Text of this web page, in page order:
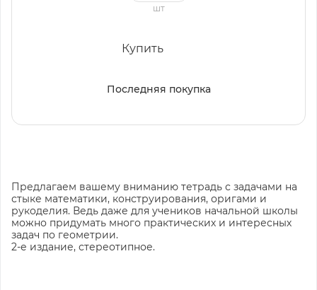
шт
Купить
Последняя покупка
Предлагаем вашему вниманию тетрадь с задачами на
стыке математики, конструирования, оригами и
рукоделия. Ведь даже для учеников начальной школы
можно придумать много практических и интересных
задач по геометрии.
2-е издание, стереотипное.